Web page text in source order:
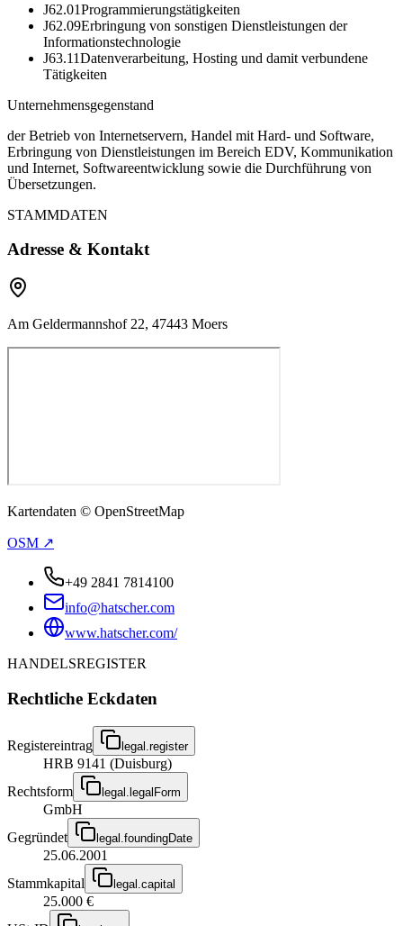
J62.01Programmierungstätigkeiten
J62.09Erbringung von sonstigen Dienstleistungen der
Informationstechnologie
J63.11Datenverarbeitung, Hosting und damit verbundene
Tätigkeiten
Unternehmensgegenstand
der Betrieb von Internetservern, Handel mit Hard- und Software,
Erbringung von Dienstleistungen im Bereich EDV, Kommunikation
und Internet, Softwareentwicklung sowie die Durchführung von
Übersetzungen.
STAMMDATEN
Adresse & Kontakt
Am Geldermannshof 22, 47443 Moers
Kartendaten © OpenStreetMap
OSM ↗
+49 2841 7814100
info@hatscher.com
www.hatscher.com/
HANDELSREGISTER
Rechtliche Eckdaten
Registereintrag legal.register
HRB 9141 (Duisburg)
Rechtsform
legal.legalForm
GmbH
Gegründet
legal.foundingDate
25.06.2001
Stammkapital
legal.capital
25.000 €